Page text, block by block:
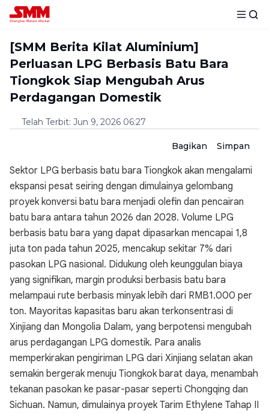
[SMM Berita Kilat Aluminium]
Perluasan LPG Berbasis Batu Bara
Tiongkok Siap Mengubah Arus
Perdagangan Domestik
Telah Terbit: Jun 9, 2026 06:27
Bagikan Simpan
Sektor LPG berbasis batu bara Tiongkok akan mengalami
ekspansi pesat seiring dengan dimulainya gelombang
proyek konversi batu bara menjadi olefin dan pencairan
batu bara antara tahun 2026 dan 2028. Volume LPG
berbasis batu bara yang dapat dipasarkan mencapai 1,8
juta ton pada tahun 2025, mencakup sekitar 7% dari
pasokan LPG nasional. Didukung oleh keunggulan biaya
yang signifikan, margin produksi berbasis batu bara
melampaui rute berbasis minyak lebih dari RMB1.000 per
ton. Mayoritas kapasitas baru akan terkonsentrasi di
Xinjiang dan Mongolia Dalam, yang berpotensi mengubah
arus perdagangan LPG domestik. Para analis
memperkirakan pengiriman LPG dari Xinjiang selatan akan
semakin bergerak menuju Tiongkok barat daya, menambah
tekanan pasokan ke pasar-pasar seperti Chongqing dan
Sichuan. Namun, dimulainya proyek Tarim Ethylene Tahap II